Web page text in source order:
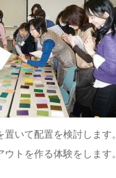
いて配置を検討します。
トを作る体験をします。